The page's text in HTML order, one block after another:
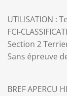
UTILISATION :
FCI-
Section 2
Sans épreuve
BREF APERCU